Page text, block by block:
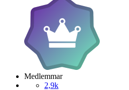
Medlemmar
2,9k